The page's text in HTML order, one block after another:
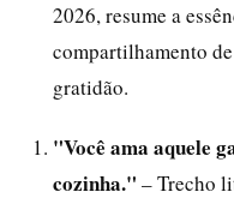
2026, resume a
compartilhamento
gratidão.
"Você ama aquele
cozinha." – Trecho